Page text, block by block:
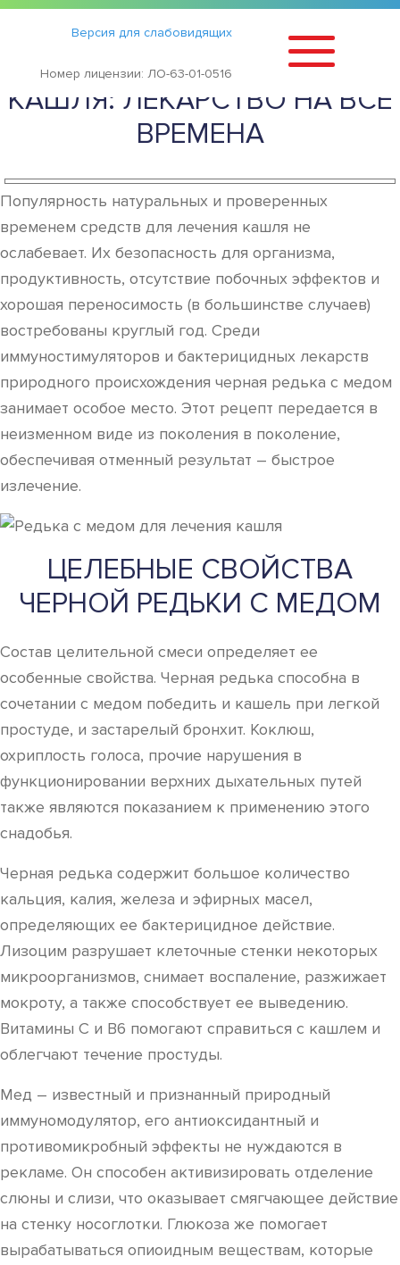
Версия для слабовидящих
Номер лицензии: ЛО-63-01-0516
Статьи ›
ЧЕРНАЯ РЕДЬКА С МЕДОМ ОТ
КАШЛЯ: ЛЕКАРСТВО НА ВСЕ
ВРЕМЕНА
Популярность натуральных и проверенных
временем средств для лечения кашля не
ослабевает. Их безопасность для организма,
продуктивность, отсутствие побочных эффектов и
хорошая переносимость (в большинстве случаев)
востребованы круглый год. Среди
иммуностимуляторов и бактерицидных лекарств
природного происхождения черная редька с медом
занимает особое место. Этот рецепт передается в
неизменном виде из поколения в поколение,
обеспечивая отменный результат – быстрое
излечение.
ЦЕЛЕБНЫЕ СВОЙСТВА
ЧЕРНОЙ РЕДЬКИ С МЕДОМ
Состав целительной смеси определяет ее
особенные свойства. Черная редька способна в
сочетании с медом победить и кашель при легкой
простуде, и застарелый бронхит. Коклюш,
охриплость голоса, прочие нарушения в
функционировании верхних дыхательных путей
также являются показанием к применению этого
снадобья.
Черная редька содержит большое количество
кальция, калия, железа и эфирных масел,
определяющих ее бактерицидное действие.
Лизоцим разрушает клеточные стенки некоторых
микроорганизмов, снимает воспаление, разжижает
мокроту, а также способствует ее выведению.
Витамины C и B6 помогают справиться с кашлем и
облегчают течение простуды.
Мед – известный и признанный природный
иммуномодулятор, его антиоксидантный и
противомикробный эффекты не нуждаются в
рекламе. Он способен активизировать отделение
слюны и слизи, что оказывает смягчающее действие
на стенку носоглотки. Глюкоза же помогает
вырабатываться опиоидным веществам, которые